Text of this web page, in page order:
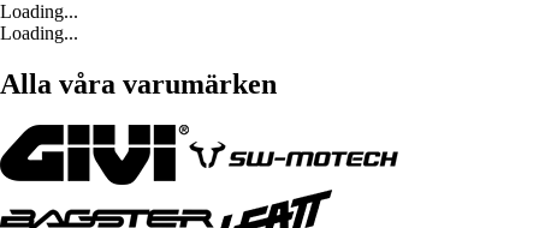
Loading...
Loading...
Alla våra varumärken